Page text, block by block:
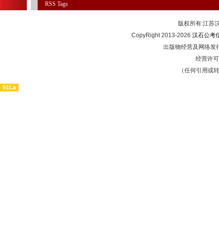
RSS Tags
版权所有:江
CopyRight 2013-2026 汉石公考
出版物经营及网络发
经营许
（任何引用或
51La